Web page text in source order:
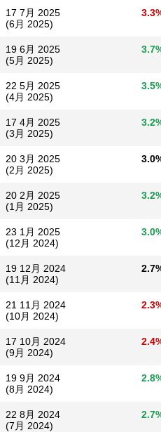
17 7月 2025
(6月 2025)
19 6月 2025
(5月 2025)
22 5月 2025
(4月 2025)
17 4月 2025
(3月 2025)
20 3月 2025
(2月 2025)
20 2月 2025
(1月 2025)
23 1月 2025
(12月 2024)
19 12月 2024
(11月 2024)
21 11月 2024
(10月 2024)
17 10月 2024
(9月 2024)
19 9月 2024
(8月 2024)
22 8月 2024
(7月 2024)